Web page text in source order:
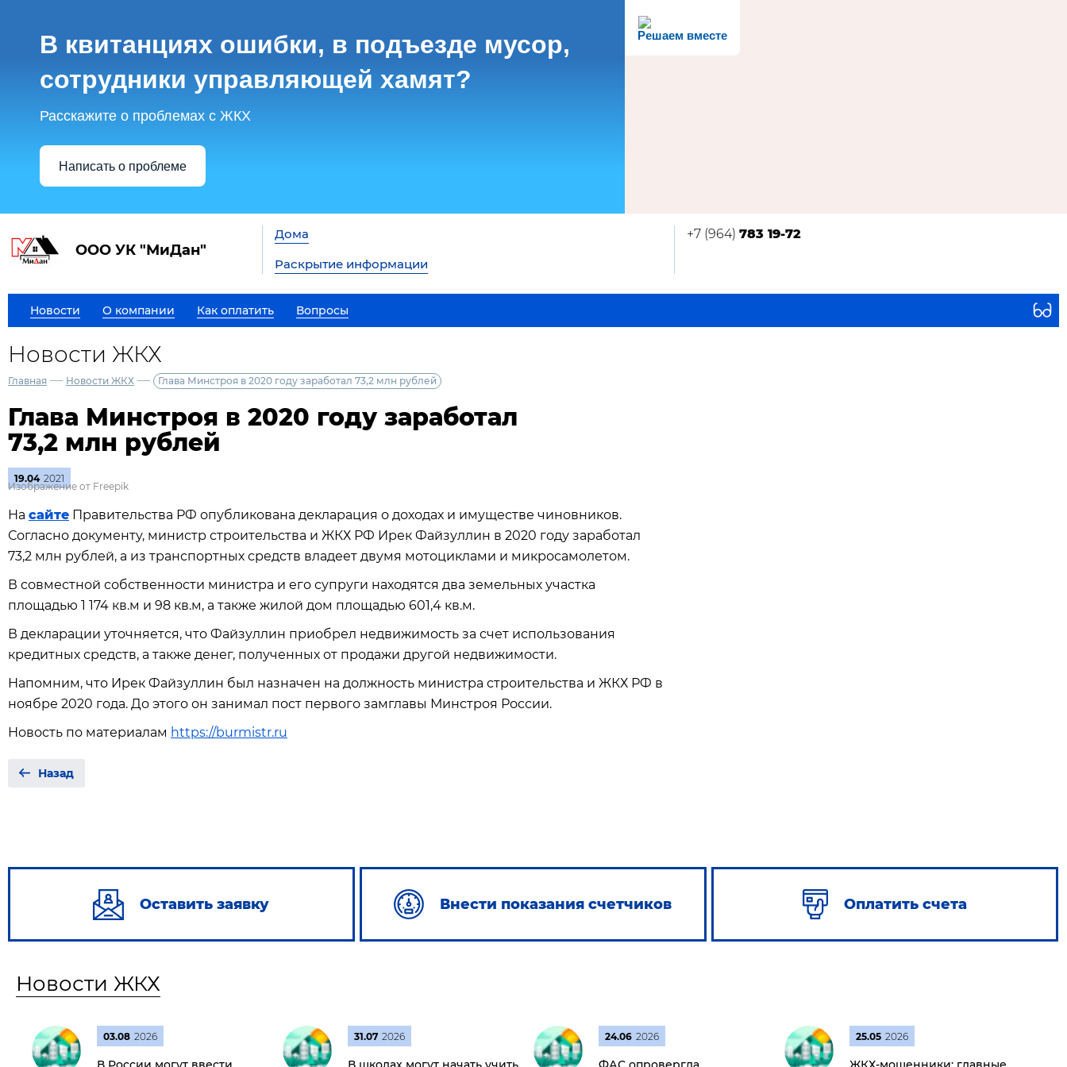
Решаем вместе
В квитанциях ошибки, в подъезде мусор,
сотрудники управляющей хамят?
Расскажите о проблемах с ЖКХ
Написать о проблеме
ООО УК "МиДан"
Дома
Раскрытие информации
+7 (964) 783 19-72
Новости О компании Как оплатить Вопросы
Новости ЖКХ
Главная — Новости ЖКХ — Глава Минстроя в 2020 году заработал 73,2 млн рублей
Глава Минстроя в 2020 году заработал
73,2 млн рублей
19.04 2021
Изображение от Freepik
На сайте Правительства РФ опубликована декларация о доходах и имуществе чиновников.
Согласно документу, министр строительства и ЖКХ РФ Ирек Файзуллин в 2020 году заработал
73,2 млн рублей, а из транспортных средств владеет двумя мотоциклами и микросамолетом.
В совместной собственности министра и его супруги находятся два земельных участка
площадью 1 174 кв.м и 98 кв.м, а также жилой дом площадью 601,4 кв.м.
В декларации уточняется, что Файзуллин приобрел недвижимость за счет использования
кредитных средств, а также денег, полученных от продажи другой недвижимости.
Напомним, что Ирек Файзуллин был назначен на должность министра строительства и ЖКХ РФ в
ноябре 2020 года. До этого он занимал пост первого замглавы Минстроя России.
Новость по материалам https://burmistr.ru
Назад
Оставить заявку Внести показания счетчиков Оплатить счета
Новости ЖКХ
03.08 2026 31.07 2026 24.06 2026 25.05 2026